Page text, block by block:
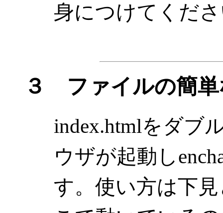
身につけてくだ
３ ファイルの簡単
index.htmlをダブ
ウザが起動し
す。使い方は下